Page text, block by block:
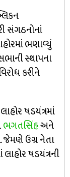
સંગઠનોનાં
ભણાવ્યું
સ્થાપના
કરીને
ષડયંત્રમાં
ભગતસિંહઅને
જેમણે ઉગ્ર નેતા
ષડયંત્રની